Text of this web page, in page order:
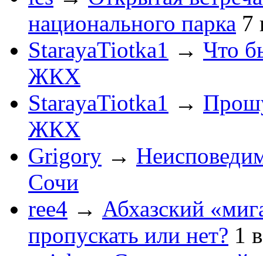
национального парка 7
StarayaTiotka1 → Что
ЖКХ
StarayaTiotka1 →
ЖКХ
Grigory →
Сочи
ree4 → Абхазский
пропускать или нет? 1